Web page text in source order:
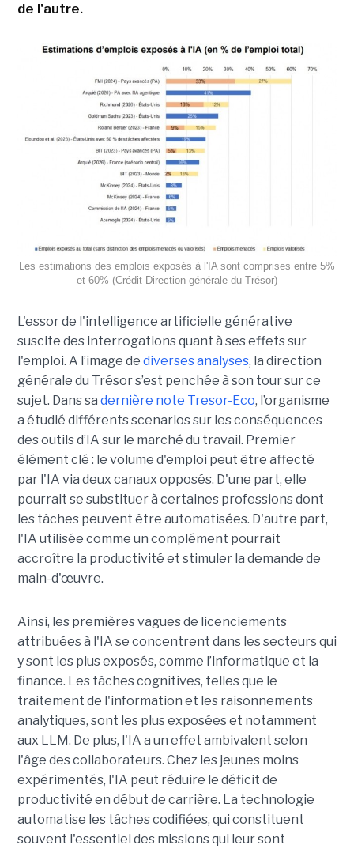
de l'autre.
Les estimations des emplois exposés à l'IA sont comprises entre 5%
et 60% (Crédit Direction générale du Trésor)
L'essor de l'intelligence artificielle générative
suscite des interrogations quant à ses effets sur
l'emploi. A l’image de diverses analyses, la direction
générale du Trésor s’est penchée à son tour sur ce
sujet. Dans sa dernière note Tresor-Eco, l’organisme
a étudié différents scenarios sur les conséquences
des outils d’IA sur le marché du travail. Premier
élément clé : le volume d'emploi peut être affecté
par l'IA via deux canaux opposés. D'une part, elle
pourrait se substituer à certaines professions dont
les tâches peuvent être automatisées. D'autre part,
l'IA utilisée comme un complément pourrait
accroître la productivité et stimuler la demande de
main-d'œuvre.
Ainsi, les premières vagues de licenciements
attribuées à l'IA se concentrent dans les secteurs qui
y sont les plus exposés, comme l’informatique et la
finance. Les tâches cognitives, telles que le
traitement de l'information et les raisonnements
analytiques, sont les plus exposées et notamment
aux LLM. De plus, l'IA a un effet ambivalent selon
l'âge des collaborateurs. Chez les jeunes moins
expérimentés, l'IA peut réduire le déficit de
productivité en début de carrière. La technologie
automatise les tâches codifiées, qui constituent
souvent l'essentiel des missions qui leur sont